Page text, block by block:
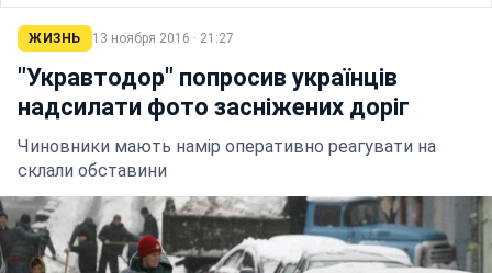
ЖИЗНЬ 13 ноября 2016 · 21:27
"Укравтодор" попросив українців
надсилати фото засніжених доріг
Чиновники мають намір оперативно реагувати на
склали обставини